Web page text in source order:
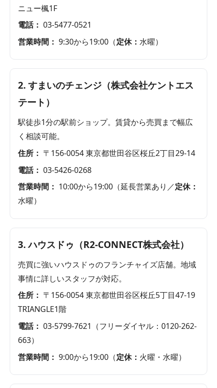
ニュー楓1F
電話： 03-5477-0521
営業時間： 9:30から19:00（定休： 水曜）
2. すまいのチェンジ（株式会社ケントエス
テート）
駅徒歩1分の駅前ショップ。賃貸から売買まで幅広
く相談可能。
住所： 〒156-0054 東京都世田谷区桜丘2丁目29-14
電話： 03-5426-0268
営業時間： 10:00から19:00（延長営業あり／定休：
水曜）
3. ハウスドゥ（R2-CONNECT株式会社）
売買に強いハウスドゥのフランチャイズ店舗。地域
事情に詳しいスタッフが対応。
住所： 〒156-0054 東京都世田谷区桜丘5丁目47-19
TRIANGLE1階
電話： 03-5799-7621（フリーダイヤル：0120-262-
663）
営業時間： 9:00から19:00（定休： 火曜・水曜）